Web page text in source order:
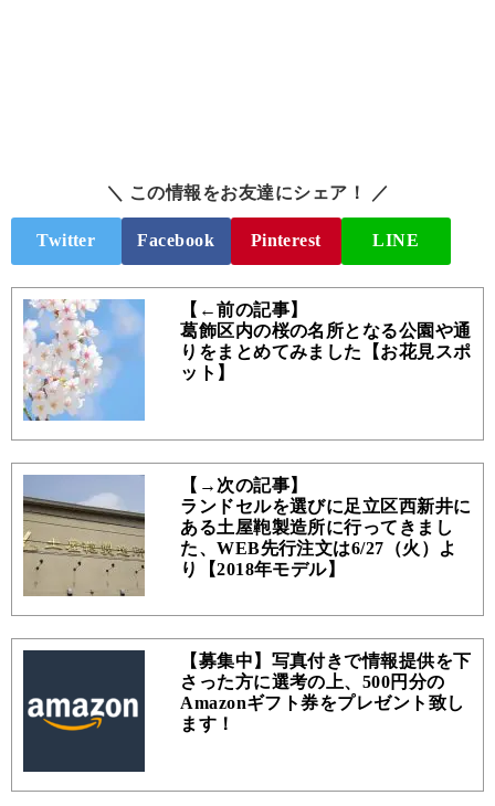
＼ この情報をお友達にシェア！ ／
Twitter Facebook Pinterest LINE
【←前の記事】
葛飾区内の桜の名所となる公園や通
りをまとめてみました【お花見スポ
ット】
【→次の記事】
ランドセルを選びに足立区西新井に
ある土屋鞄製造所に行ってきまし
た、WEB先行注文は6/27（火）よ
り【2018年モデル】
【募集中】写真付きで情報提供を下
さった方に選考の上、500円分の
Amazonギフト券をプレゼント致し
ます！